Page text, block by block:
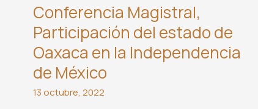
Conferencia Magistral,
Participación del estado de
Oaxaca en la Independencia
de México
13 octubre, 2022